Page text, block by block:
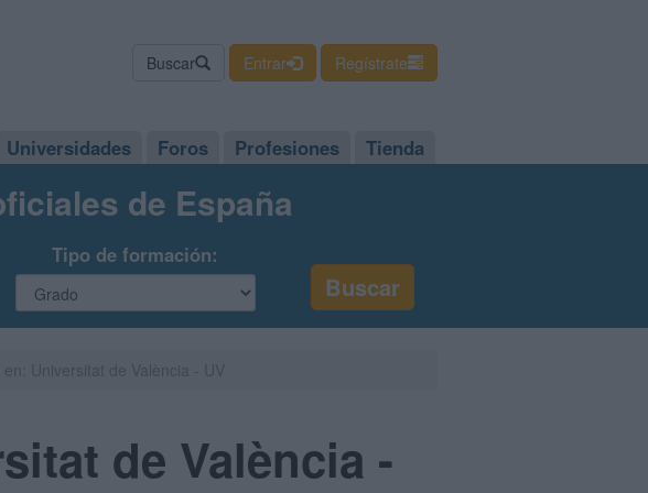
Buscar Entrar Regístrate
Universidades Foros Profesiones Tienda
de España
Tipo de formación:
de València -